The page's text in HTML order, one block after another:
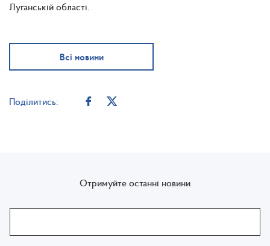
Луганській області.
Всі новини
Поділитись:
Отримуйте останні новини